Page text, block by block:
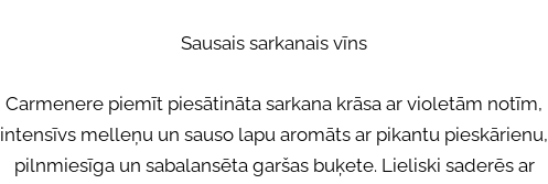
Sausais sarkanais vīns
Carmenere piemīt piesātināta sarkana krāsa ar violetām notīm,
intensīvs melleņu un sauso lapu aromāts ar pikantu pieskārienu,
pilnmiesīga un sabalansēta garšas buķete. Lieliski saderēs ar